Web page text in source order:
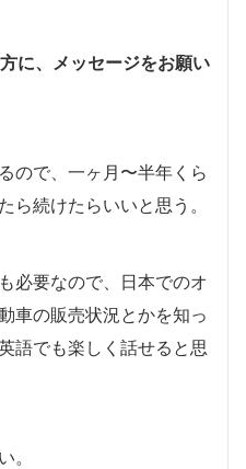
に、メッセージをお願い
ので、一ヶ月〜半年くら
ら続けたらいいと思う。
必要なので、日本でのオ
車の販売状況とかを知っ
語でも楽しく話せると思
。